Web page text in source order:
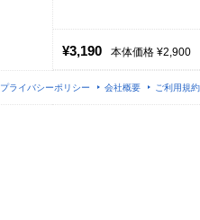
¥3,190 本体価格 ¥2,900
プライバシーポリシー 会社概要 ご利用規約